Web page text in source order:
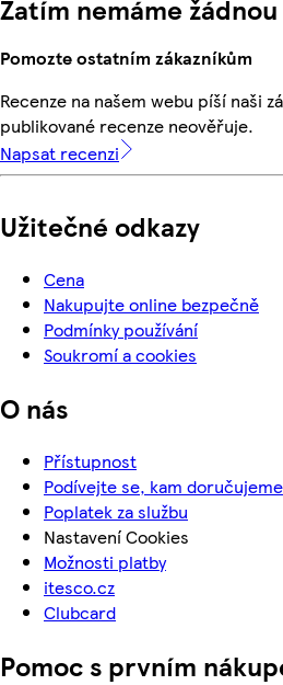
Zatím nemáme
Pomozte ostatním zákazníkům
Recenze na našem webu píší naši
publikované recenze neověřuje.
Napsat recenzi
Užitečné odkazy
Cena
Nakupujte online bezpečně
Podmínky používání
Soukromí a cookies
O nás
Přístupnost
Podívejte se, kam doručujeme
Poplatek za službu
Nastavení Cookies
Možnosti platby
itesco.cz
Clubcard
Pomoc s prvním